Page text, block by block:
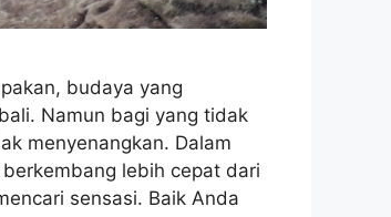
budaya yang
Namun bagi yang tidak
menyenangkan. Dalam
lebih cepat dari
sensasi. Baik Anda